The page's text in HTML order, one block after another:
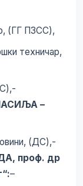
(ГГ ПЗСС),
техничар,
–
(ДС),-
проф. др
–